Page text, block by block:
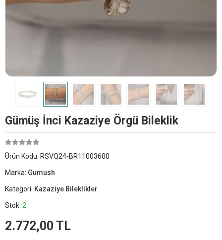
Gümüş İnci Kazaziye Örgü Bileklik
Ürün Kodu: RSVQ24-BR11003600
Marka: Gumush
Kategori: Kazaziye Bileklikler
Stok: 2
2.772,00 TL